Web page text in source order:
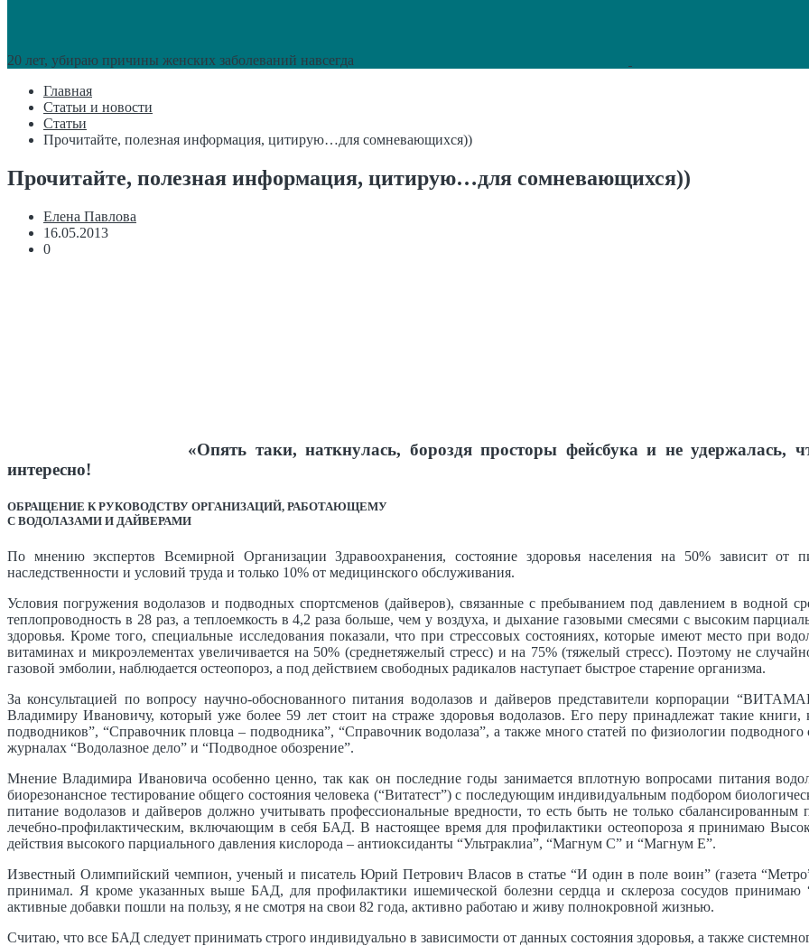
20 лет, убираю причины женских заболеваний навсегда
Главная
Статьи и новости
Статьи
Прочитайте, полезная информация, цитирую…для сомневающихся))
Прочитайте, полезная информация, цитирую…для сомневающихся))
Елена Павлова
16.05.2013
0
«Опять таки, наткнулась, бороздя просторы фейсбука и не удержалась,
интересно!
ОБРАЩЕНИЕ К РУКОВОДСТВУ ОРГАНИЗАЦИЙ, РАБОТАЮЩЕМУ
С ВОДОЛАЗАМИ И ДАЙВЕРАМИ
По мнению экспертов Всемирной Организации Здравоохранения, состояние здоровья населения на 50% зависит
наследственности и условий труда и только 10% от медицинского обслуживания.
Условия погружения водолазов и подводных спортсменов (дайверов), связанные с пребыванием под давлением в водной
теплопроводность в 28 раз, а теплоемкость в 4,2 раза больше, чем у воздуха, и дыхание газовыми смесями с высоким
здоровья. Кроме того, специальные исследования показали, что при стрессовых состояниях, которые имеют место при
витаминах и микроэлементах увеличивается на 50% (среднетяжелый стресс) и на 75% (тяжелый стресс). Поэтому не
газовой эмболии, наблюдается остеопороз, а под действием свободных радикалов наступает быстрое старение организма.
За консультацией по вопросу научно-обоснованного питания водолазов и дайверов представители корпорации
Владимиру Ивановичу, который уже более 59 лет стоит на страже здоровья водолазов. Его перу принадлежат такие
подводников”, “Справочник пловца – подводника”, “Справочник водолаза”, а также много статей по физиологии
журналах “Водолазное дело” и “Подводное обозрение”.
Мнение Владимира Ивановича особенно ценно, так как он последние годы занимается вплотную вопросами питания
биорезонансное тестирование общего состояния человека (“Витатест”) с последующим индивидуальным подбором
питание водолазов и дайверов должно учитывать профессиональные вредности, то есть быть не только
лечебно-профилактическим, включающим в себя БАД. В настоящее время для профилактики остеопороза я принимаю
действия высокого парциального давления кислорода – антиоксиданты “Ультраклиа”, “Магнум С” и “Магнум Е”.
Известный Олимпийский чемпион, ученый и писатель Юрий Петрович Власов в статье “И один в поле воин” (газета
принимал. Я кроме указанных выше БАД, для профилактики ишемической болезни сердца и склероза сосудов
активные добавки пошли на пользу, я не смотря на свои 82 года, активно работаю и живу полнокровной жизнью.
Считаю, что все БАД следует принимать строго индивидуально в зависимости от данных состояния здоровья, а также